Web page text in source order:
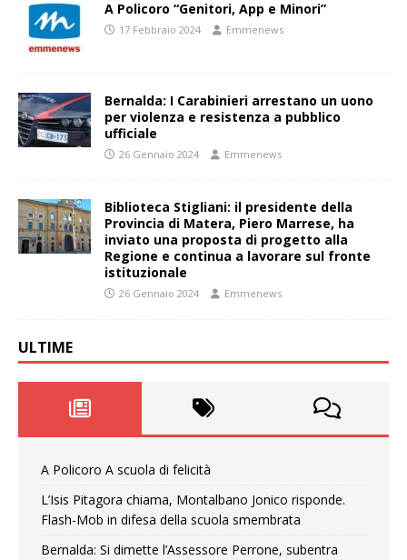
A Policoro “Genitori, App e Minori”
17 Febbraio 2024 Emmenews
Bernalda: I Carabinieri arrestano un uono
per violenza e resistenza a pubblico
ufficiale
26 Gennaio 2024 Emmenews
Biblioteca Stigliani: il presidente della
Provincia di Matera, Piero Marrese, ha
inviato una proposta di progetto alla
Regione e continua a lavorare sul fronte
istituzionale
26 Gennaio 2024 Emmenews
ULTIME
A Policoro A scuola di felicità
L’Isis Pitagora chiama, Montalbano Jonico risponde.
Flash-Mob in difesa della scuola smembrata
Bernalda: Si dimette l’Assessore Perrone, subentra